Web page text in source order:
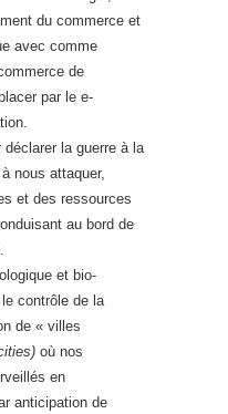
du commerce et
avec comme
de
par le e-
la guerre à la
nous attaquer,
et des ressources
au bord de
et bio-
contrôle de la
de « villes
où nos
en
anticipation de